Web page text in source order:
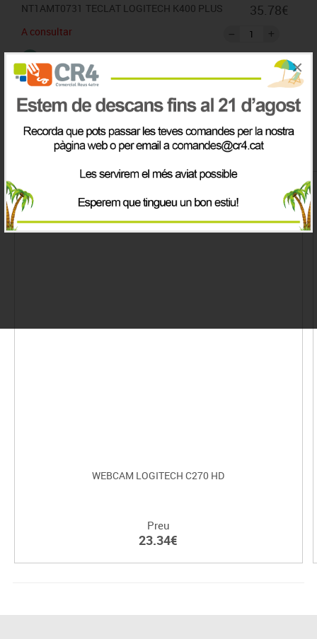
×
NT1AMT0731 TECLAT LOGITECH K400 PLUS
A consultar
35.78€
IVA inclòs
Productes de la mateix categoria
WEBCAM LOGITECH C270 HD
Preu
23.34€